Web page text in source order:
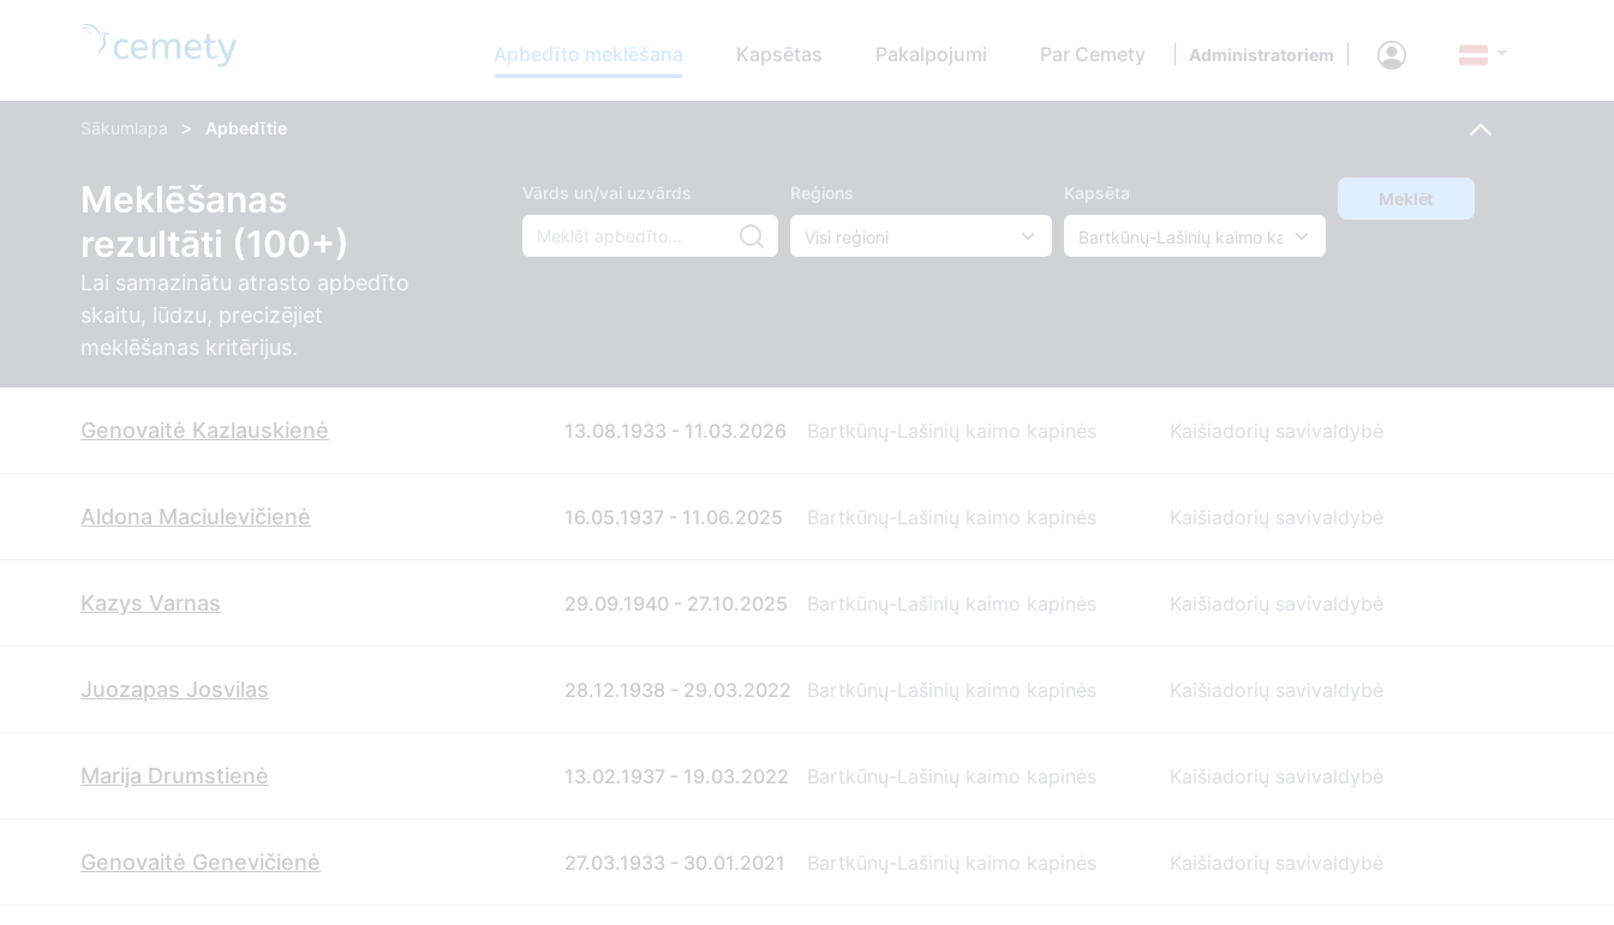
Apbedīto meklēšana Kapsētas Pakalpojumi Par Cemety Administratoriem
Sākumlapa > Apbedītie
Meklēšanas
rezultāti (100+)
Lai samazinātu atrasto apbedīto
skaitu, lūdzu, precizējiet
meklēšanas kritērijus.
Vārds un/vai uzvārds Reģions Kapsēta Meklēt
Genovaitė Kazlauskienė 13.08.1933 - 11.03.2026 Bartkūnų-Lašinių kaimo kapinės Kaišiadorių savivaldybė
Aldona Maciulevičienė 16.05.1937 - 11.06.2025 Bartkūnų-Lašinių kaimo kapinės Kaišiadorių savivaldybė
Kazys Varnas 29.09.1940 - 27.10.2025 Bartkūnų-Lašinių kaimo kapinės Kaišiadorių savivaldybė
Juozapas Josvilas 28.12.1938 - 29.03.2022 Bartkūnų-Lašinių kaimo kapinės Kaišiadorių savivaldybė
Marija Drumstienė 13.02.1937 - 19.03.2022 Bartkūnų-Lašinių kaimo kapinės Kaišiadorių savivaldybė
Genovaitė Genevičienė 27.03.1933 - 30.01.2021 Bartkūnų-Lašinių kaimo kapinės Kaišiadorių savivaldybė